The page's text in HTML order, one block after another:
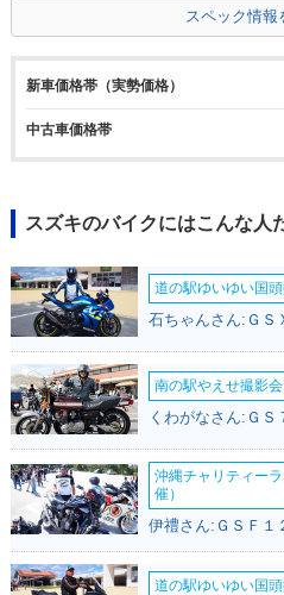
スペック情報
新車価格帯（実勢価格）
中古車価格帯
スズキのバイクにはこんな人
道の駅ゆいゆい国
石ちゃんさん:ＧＳ
南の駅やえせ撮影
くわがなさん:ＧＳ
沖縄チャリティー
催）
伊禮さん:ＧＳＦ１
道の駅ゆいゆい国